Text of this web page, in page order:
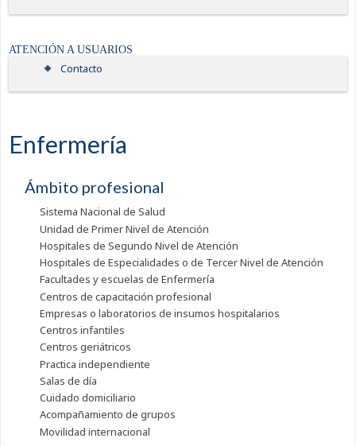
ATENCIÓN A USUARIOS
Contacto
Enfermería
Ámbito profesional
Sistema Nacional de Salud
Unidad de Primer Nivel de Atención
Hospitales de Segundo Nivel de Atención
Hospitales de Especialidades o de Tercer Nivel de Atención
Facultades y escuelas de Enfermería
Centros de capacitación profesional
Empresas o laboratorios de insumos hospitalarios
Centros infantiles
Centros geriátricos
Practica independiente
Salas de día
Cuidado domiciliario
Acompañamiento de grupos
Movilidad internacional